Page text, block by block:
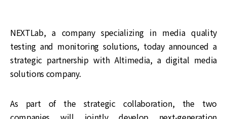
‌‌NEXTLab, a company specializing in media quality
testing and monitoring solutions, today announced a
strategic partnership with Altimedia, a digital media
solutions‌‌ company.
As part of the strategic collaboration, the two